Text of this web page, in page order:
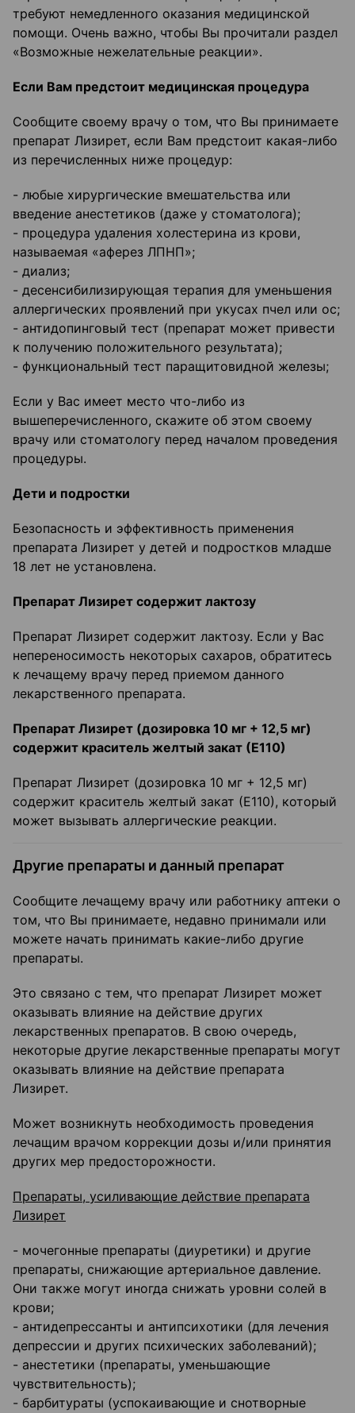
требуют немедленного оказания медицинской
помощи. Очень важно, чтобы Вы прочитали раздел
«Возможные нежелательные реакции».
Если Вам предстоит медицинская процедура
Сообщите своему врачу о том, что Вы принимаете
препарат Лизирет, если Вам предстоит какая-либо
из перечисленных ниже процедур:
- любые хирургические вмешательства или
введение анестетиков (даже у стоматолога);
- процедура удаления холестерина из крови,
называемая «аферез ЛПНП»;
- диализ;
- десенсибилизирующая терапия для уменьшения
аллергических проявлений при укусах пчел или ос;
- антидопинговый тест (препарат может привести
к получению положительного результата);
- функциональный тест паращитовидной железы;
Если у Вас имеет место что-либо из
вышеперечисленного, скажите об этом своему
врачу или стоматологу перед началом проведения
процедуры.
Дети и подростки
Безопасность и эффективность применения
препарата Лизирет у детей и подростков младше
18 лет не установлена.
Препарат Лизирет содержит лактозу
Препарат Лизирет содержит лактозу. Если у Вас
непереносимость некоторых сахаров, обратитесь
к лечащему врачу перед приемом данного
лекарственного препарата.
Препарат Лизирет (дозировка 10 мг + 12,5 мг)
содержит краситель желтый закат (Е110)
Препарат Лизирет (дозировка 10 мг + 12,5 мг)
содержит краситель желтый закат (Е110), который
может вызывать аллергические реакции.
Другие препараты и данный препарат
Сообщите лечащему врачу или работнику аптеки о
том, что Вы принимаете, недавно принимали или
можете начать принимать какие-либо другие
препараты.
Это связано с тем, что препарат Лизирет может
оказывать влияние на действие других
лекарственных препаратов. В свою очередь,
некоторые другие лекарственные препараты могут
оказывать влияние на действие препарата
Лизирет.
Может возникнуть необходимость проведения
лечащим врачом коррекции дозы и/или принятия
других мер предосторожности.
Препараты, усиливающие действие препарата
Лизирет
- мочегонные препараты (диуретики) и другие
препараты, снижающие артериальное давление.
Они также могут иногда снижать уровни солей в
крови;
- антидепрессанты и антипсихотики (для лечения
депрессии и других психических заболеваний);
- анестетики (препараты, уменьшающие
чувствительность);
- барбитураты (успокаивающие и снотворные